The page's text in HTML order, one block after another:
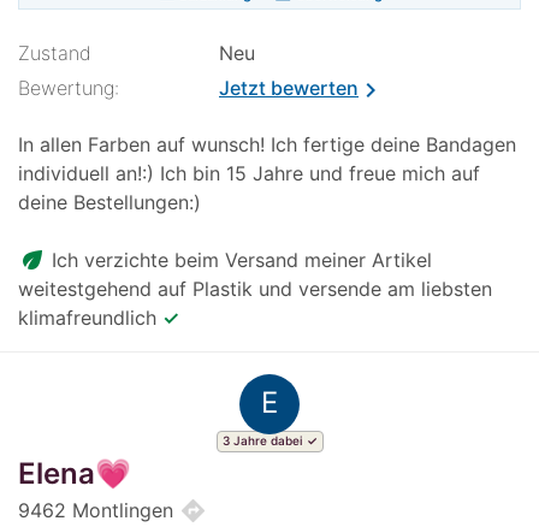
Zustand
Neu
Bewertung:
Jetzt bewertenchevron_right
In allen Farben auf wunsch! Ich fertige deine Bandagen
individuell an!:) Ich bin 15 Jahre und freue mich auf
deine Bestellungen:)
eco Ich verzichte beim Versand meiner Artikel
weitestgehend auf Plastik und versende am liebsten
klimafreundlich ✓
E
3 Jahre dabei
Elena💗
9462 Montlingen directions